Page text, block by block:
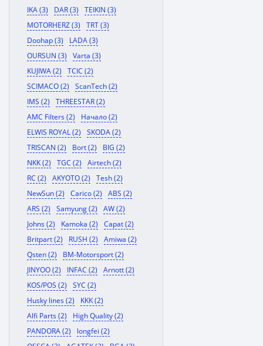
IKA (3)
DAR (3)
TEIKIN (3)
MOTORHERZ (3)
TRT (3)
Doohap (3)
LADA (3)
OURSUN (3)
Varta (3)
KUJIWA (2)
TCIC (2)
SCIMACO (2)
ScanTech (2)
IMS (2)
THREESTAR (2)
AMC Filters (2)
Начало (2)
ELWIS ROYAL (2)
SKODA (2)
TRISCAN (2)
Bort (2)
BIG (2)
NKK (2)
TGC (2)
Airtech (2)
RC (2)
AKYOTO (2)
Tesh (2)
NewSun (2)
Carico (2)
ABS (2)
ARS (2)
Samyung (2)
AW (2)
Johns (2)
Kamoka (2)
Capat (2)
Britpart (2)
RUSH (2)
Amiwa (2)
Qsten (2)
BM-Motorsport (2)
JINYOO (2)
INFAC (2)
Arnott (2)
KOS/POS (2)
SYC (2)
Husky lines (2)
KKK (2)
Alfi Parts (2)
High Quality (2)
PANDORA (2)
longfei (2)